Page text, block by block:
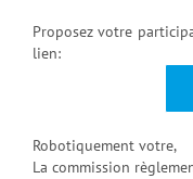
Proposez votre
lien:
Robotiquement votre,
La commission